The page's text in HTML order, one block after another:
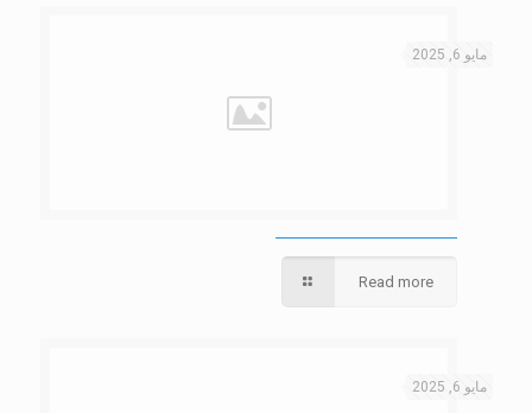
مايو 6, 2025
Read more
مايو 6, 2025